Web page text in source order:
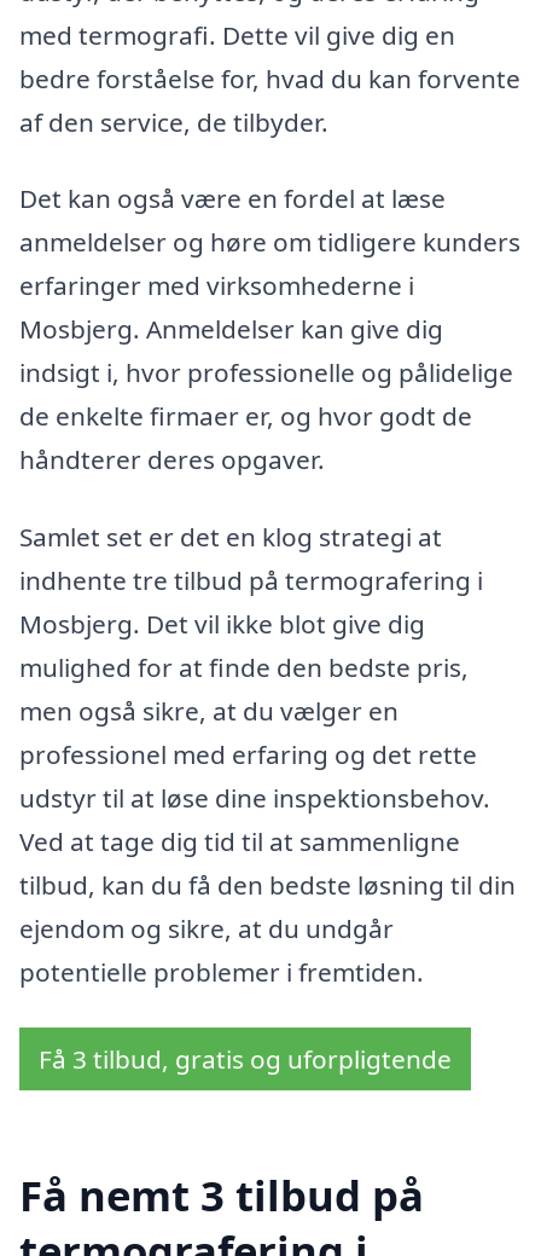
med termografi. Dette vil give dig en
bedre forståelse for, hvad du kan forvente
af den service, de tilbyder.
Det kan også være en fordel at læse
anmeldelser og høre om tidligere kunders
erfaringer med virksomhederne i
Mosbjerg. Anmeldelser kan give dig
indsigt i, hvor professionelle og pålidelige
de enkelte firmaer er, og hvor godt de
håndterer deres opgaver.
Samlet set er det en klog strategi at
indhente tre tilbud på termografering i
Mosbjerg. Det vil ikke blot give dig
mulighed for at finde den bedste pris,
men også sikre, at du vælger en
professionel med erfaring og det rette
udstyr til at løse dine inspektionsbehov.
Ved at tage dig tid til at sammenligne
tilbud, kan du få den bedste løsning til din
ejendom og sikre, at du undgår
potentielle problemer i fremtiden.
Få 3 tilbud, gratis og uforpligtende
Få nemt 3 tilbud på